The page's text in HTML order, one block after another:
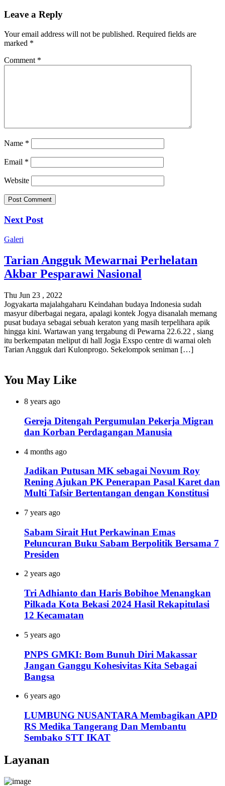
Leave a Reply
Your email address will not be published. Required fields are
marked *
Comment *
Name *
Email *
Website
Next Post
Galeri
Tarian Angguk Mewarnai Perhelatan
Akbar Pesparawi Nasional
Thu Jun 23 , 2022
Jogyakarta majalahgaharu Keindahan budaya Indonesia sudah
masyur diberbagai negara, apalagi kontek Jogya disanalah memang
pusat budaya sebagai sebuah keraton yang masih terpelihara apik
hingga kini. Wartawan yang tergabung di Pewarna 22.6.22 , siang
itu berkempatan meliput di hall Jogja Exspo centre di warnai oleh
Tarian Angguk dari Kulonprogo. Sekelompok seniman […]
You May Like
8 years ago
Gereja Ditengah Pergumulan Pekerja Migran
dan Korban Perdagangan Manusia
4 months ago
Jadikan Putusan MK sebagai Novum Roy
Rening Ajukan PK Penerapan Pasal Karet dan
Multi Tafsir Bertentangan dengan Konstitusi
7 years ago
Sabam Sirait Hut Perkawinan Emas
Peluncuran Buku Sabam Berpolitik Bersama 7
Presiden
2 years ago
Tri Adhianto dan Haris Bobihoe Menangkan
Pilkada Kota Bekasi 2024 Hasil Rekapitulasi
12 Kecamatan
5 years ago
PNPS GMKI: Bom Bunuh Diri Makassar
Jangan Ganggu Kohesivitas Kita Sebagai
Bangsa
6 years ago
LUMBUNG NUSANTARA Membagikan APD
RS Medika Tangerang Dan Membantu
Sembako STT IKAT
Layanan